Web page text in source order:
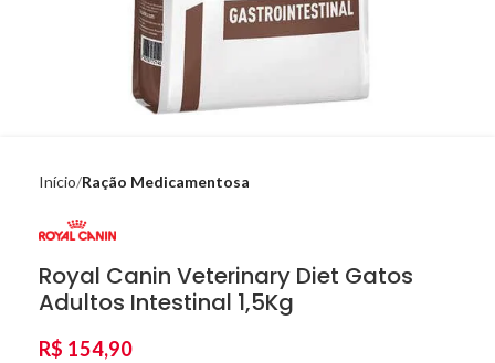
Início Ração Medicamentosa
Royal Canin Veterinary Diet Gatos
Adultos Intestinal 1,5Kg
R$ 154,90